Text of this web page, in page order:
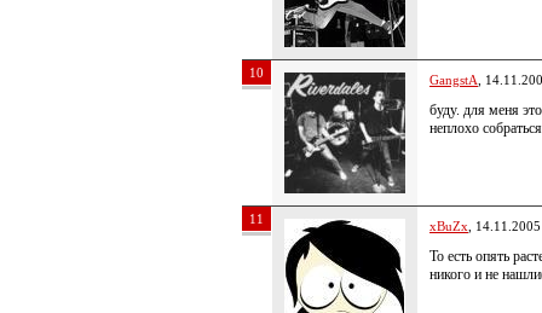
10 GangstA ,
буду. для меня
неплохо
11 xBuZx ,
То есть опять
никого и не